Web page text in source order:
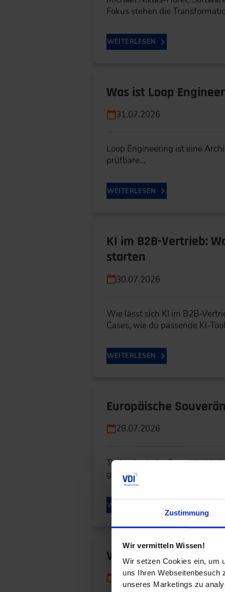
Zustimmung
Wir vermitteln Wissen!
Wir setzen Cookies ein, um
uns Ihren Webseitenbesuch
unseres Marketings zu
Fokus stehen die
WEITERLESEN
Was ist Loop
31.07.2026
Loop Engineering ist eine
prüfbare…
WEITERLESEN
KI im B2B-Vertrieb:
starten
30.07.2026
Wie lässt sich KI im B2B-
Cases, wie du passende KI-
WEITERLESEN
Europäische
28.07.2026
Technologische Souveränität
geht es nicht nur um
WEITERLESEN
Vom Datensilo zum
24.07.2026